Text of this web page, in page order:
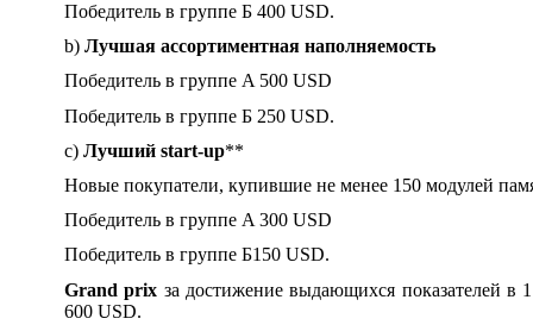
Победитель в группе Б 400 USD.
b) Лучшая ассортиментная наполняемость
Победитель в группе A 500 USD
Победитель в группе Б 250 USD.
c) Лучший start-up**
Новые покупатели, купившие не менее 150 модулей
Победитель в группе A 300 USD
Победитель в группе Б150 USD.
Grandprix за достижение выдающихся показателей в
600 USD.